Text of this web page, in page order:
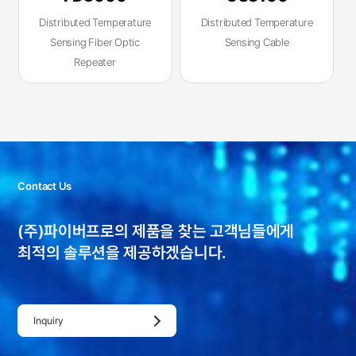
Distributed Temperature
Sensing Fiber Optic
Repeater
Distributed Temperature
Sensing Cable
Contact Us
(주)파이버프로의 제품을 찾는 고객님들에게
최적의 솔루션을 제공하겠습니다.
Inquiry